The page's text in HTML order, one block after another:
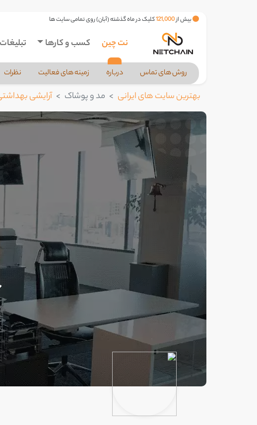
بیش از121,000کلیک در ماه گذشته (آبان) روی تمامی سایت ها
نت چین کسب و کارها تبلیغات
روش های تماس درباره زمینه های فعالیت نظرات
بهترین سایت های ایرانی مد و پوشاک آرایشی